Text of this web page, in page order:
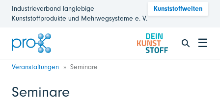
Industrieverband langlebige
Kunststoffprodukte und Mehrwegsysteme e. V.
Kunststoffwelten
☰
Veranstaltungen Seminare
Seminare